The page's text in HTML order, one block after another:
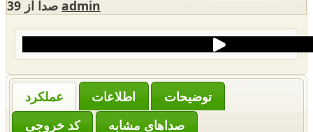
admin
عملکرد
‌توضیحات
کد خروجی‌
صداهای مشابه